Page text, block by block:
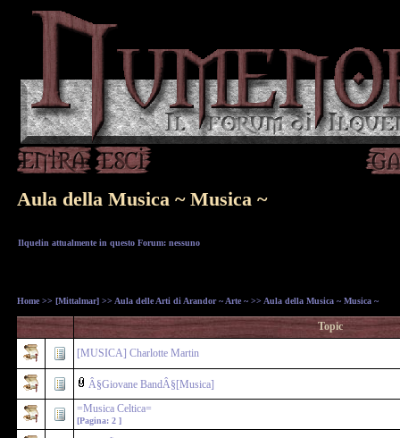
Aula della Musica ~ Musica ~
Ilquelin attualmente in questo Forum: nessuno
Home >> [Mittalmar] >> Aula delle Arti di Arandor ~ Arte ~ >> Aula della Musica ~ Musica ~
Topic
[MUSICA] Charlotte Martin
Â§Giovane BandÂ§[Musica]
=Musica Celtica=
[Pagina: 2 ]